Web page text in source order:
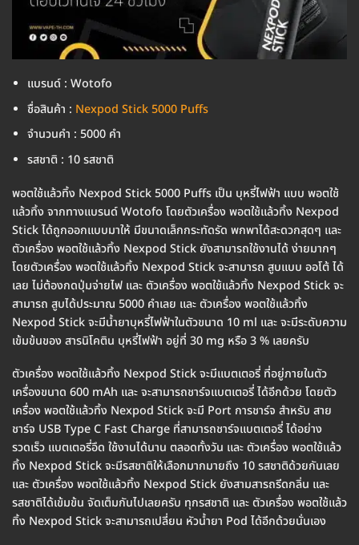
แบรนด์ : Wotofo
ชื่อสินค้า : Nexpod Stick 5000 Puffs
จำนวนคำ : 5000 คำ
รสชาติ : 10 รสชาติ
พอตใช้แล้วทิ้ง Nexpod Stick 5000 Puffs เป็น บุหรี่ไฟฟ้า แบบ พอตใช้
แล้วทิ้ง จากทางแบรนด์ Wotofo โดยตัวเครื่อง พอตใช้แล้วทิ้ง Nexpod
Stick ได้ถูกออกแบบมาให้ มีขนาดเล็กกระทัดรัด พกพาได้สะดวกสุดๆ และ
ตัวเครื่อง พอตใช้แล้วทิ้ง Nexpod Stick ยังสามารถใช้งานได้ ง่ายมากๆ
โดยตัวเครื่อง พอตใช้แล้วทิ้ง Nexpod Stick จะสามารถ สูบแบบ ออโต้ ได้
เลย ไม่ต้องกดปุ่มจ่ายไฟ และ ตัวเครื่อง พอตใช้แล้วทิ้ง Nexpod Stick จะ
สามารถ สูบได้ประมาณ 5000 คำเลย และ ตัวเครื่อง พอตใช้แล้วทิ้ง
Nexpod Stick จะมีน้ำยาบุหรี่ไฟฟ้าในตัวขนาด 10 ml และ จะมีระดับความ
เข้มข้นของ สารนิโคติน บุหรี่ไฟฟ้า อยู่ที่ 30 mg หรือ 3 % เลยครับ
ตัวเครื่อง พอตใช้แล้วทิ้ง Nexpod Stick จะมีแบตเตอรี่ ที่อยู่ภายในตัว
เครื่องขนาด 600 mAh และ จะสามารถชาร์จแบตเตอรี่ ได้อีกด้วย โดยตัว
เครื่อง พอตใช้แล้วทิ้ง Nexpod Stick จะมี Port การชาร์จ สำหรับ สาย
ชาร์จ USB Type C Fast Charge ที่สามารถชาร์จแบตเตอรี่ ได้อย่าง
รวดเร็ว แบตเตอรี่อึด ใช้งานได้นาน ตลอดทั้งวัน และ ตัวเครื่อง พอตใช้แล้ว
ทิ้ง Nexpod Stick จะมีรสชาติให้เลือกมากมายถึง 10 รสชาติด้วยกันเลย
และ ตัวเครื่อง พอตใช้แล้วทิ้ง Nexpod Stick ยังสามสารถรีดกลิ่น และ
รสชาติได้เข้มข้น จัดเต็มกันไปเลยครับ ทุกรสชาติ และ ตัวเครื่อง พอตใช้แล้ว
ทิ้ง Nexpod Stick จะสามารถเปลี่ยน หัวน้ำยา Pod ได้อีกด้วยนั่นเอง